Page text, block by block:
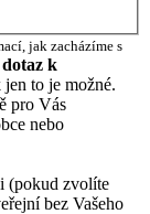
jak zacházíme s
k
jen to je možné.
pro Vás
nebo
(pokud zvolíte
bez Vašeho